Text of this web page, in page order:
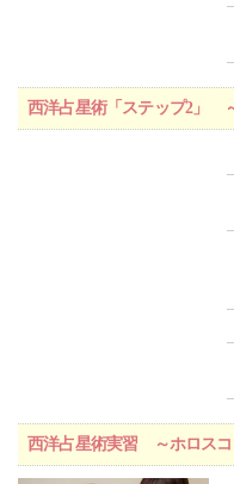
西洋占星術「ステップ2」
西洋占星術実習 ～ホロスコ